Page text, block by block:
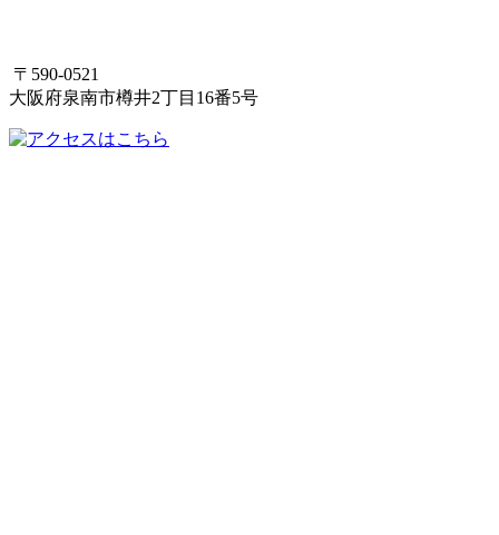
〒590-0521
大阪府泉南市樽井2丁目16番5号